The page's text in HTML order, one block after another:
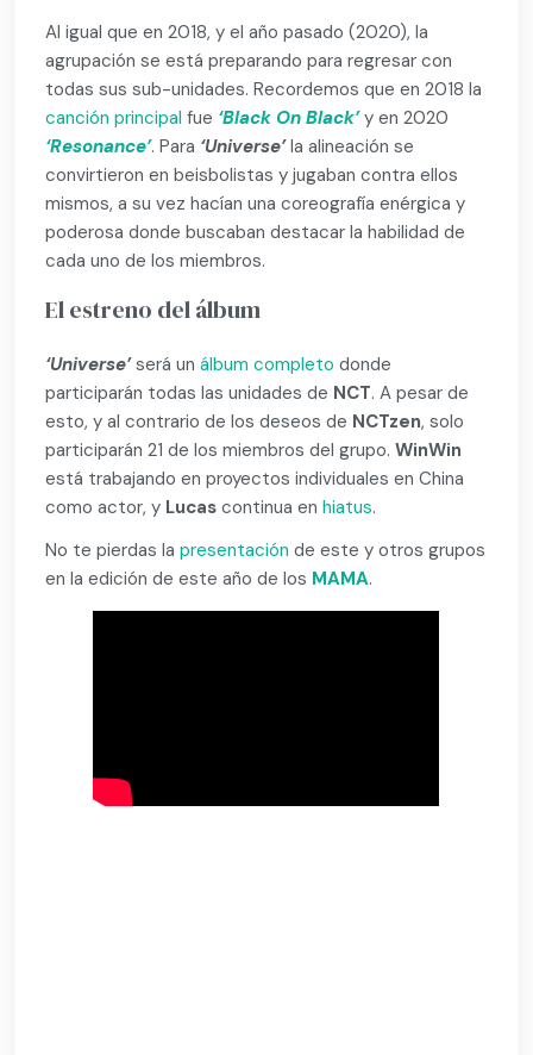
Al igual que en 2018, y el año pasado (2020), la
agrupación se está preparando para regresar con
todas sus sub-unidades. Recordemos que en 2018 la
canción principal fue ‘Black On Black’y en 2020
‘Resonance’. Para ‘Universe’la alineación se
convirtieron en beisbolistas y jugaban contra ellos
mismos, a su vez hacían una coreografía enérgica y
poderosa donde buscaban destacar la habilidad de
cada uno de los miembros.
El estreno del álbum
‘Universe’será unálbum completo donde
participarán todas las unidades de NCT. A pesar de
esto, y al contrario de los deseos de NCTzen, solo
participarán 21 de los miembros del grupo. WinWin
está trabajando en proyectos individuales en China
como actor, y Lucascontinua enhiatus.
No te pierdas lapresentación de este y otros grupos
en la edición de este año de los MAMA.